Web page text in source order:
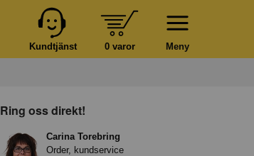
Meny
0 varor
Kundtjänst
Ring oss direkt!
Carina Torebring
Order, kundservice